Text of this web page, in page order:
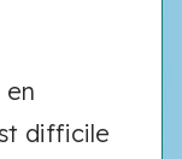
en
difficile